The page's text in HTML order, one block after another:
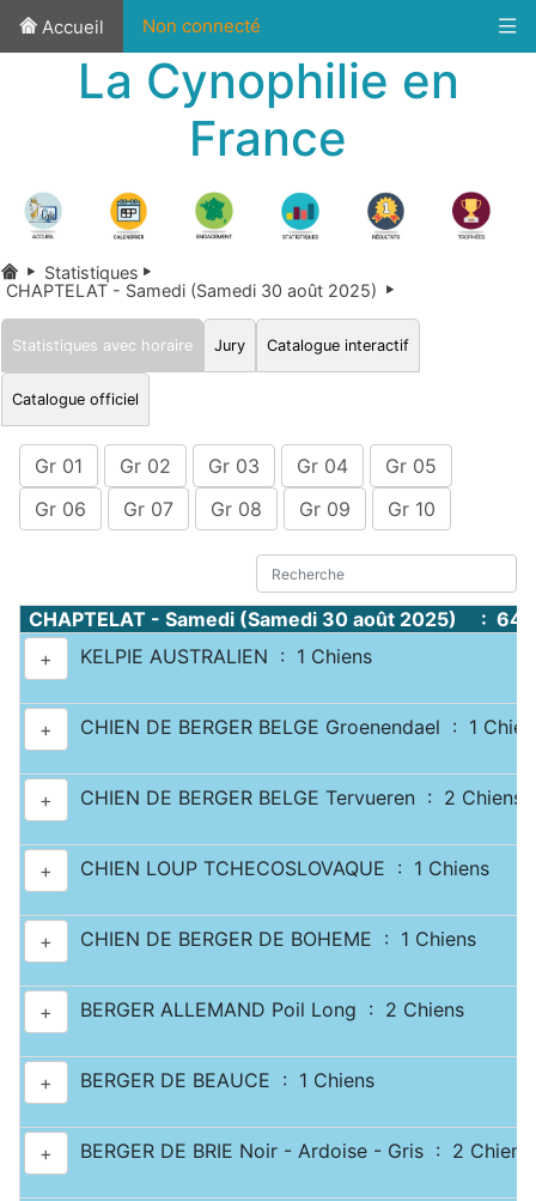
Accueil Non connecté
La Cynophilie en
France
Statistiques
CHAPTELAT - Samedi (Samedi 30 août 2025)
Statistiques avec horaire Jury Catalogue interactif
Catalogue officiel
Gr 01 Gr 02 Gr 03 Gr 04
Gr 05
Gr 06
Gr 07 Gr 08 Gr 09 Gr 10
CHAPTELAT - Samedi (Samedi 30 août 2025) :
+
KELPIE AUSTRALIEN : 1 Chiens
+ CHIEN DE BERGER BELGE Groenendael : 1
+ CHIEN DE BERGER BELGE Tervueren : 2 Chiens
+ CHIEN LOUP TCHECOSLOVAQUE : 1 Chiens
+ CHIEN DE BERGER DE BOHEME : 1 Chiens
+ BERGER ALLEMAND Poil Long : 2 Chiens
+ BERGER DE BEAUCE : 1 Chiens
+ BERGER DE BRIE Noir - Ardoise - Gris : 2 Chiens